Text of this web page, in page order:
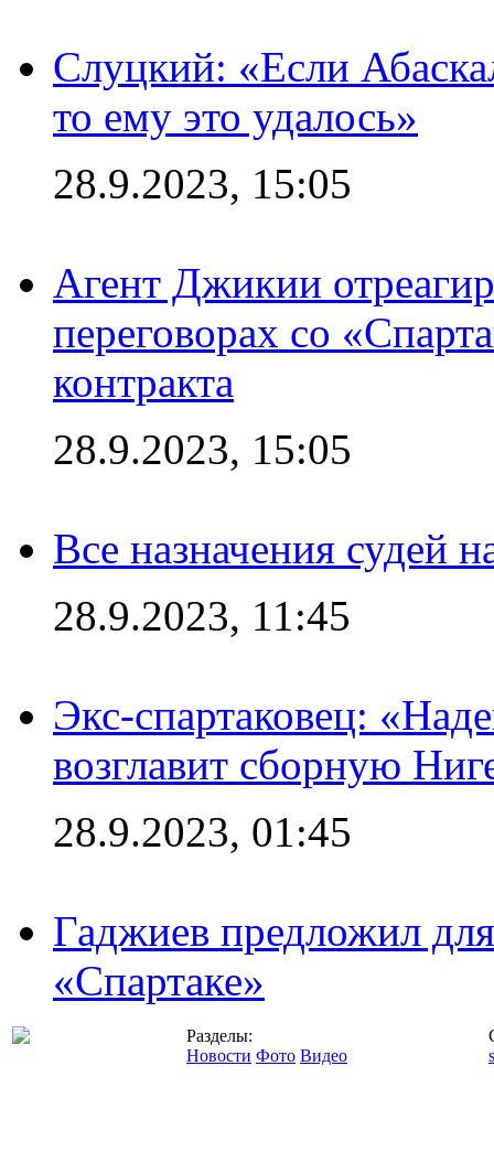
Слуцкий: «Если
то ему это удалось»
28.9.2023, 15:05
Агент Джикии
переговорах со
контракта
28.9.2023, 15:05
Все назначения судей
28.9.2023, 11:45
Экс-спартаковец:
возглавит сборную
28.9.2023, 01:45
Гаджиев предложил
«Спартаке»
Разделы:
Новости Фото Видео